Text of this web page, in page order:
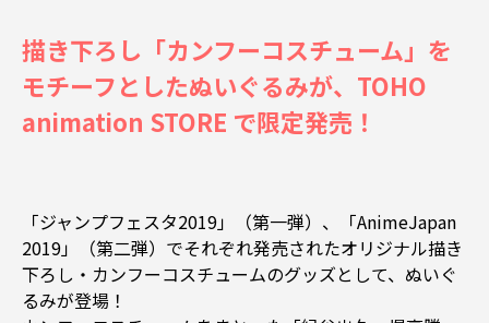
描き下ろし「カンフーコスチューム」を
モチーフとしたぬいぐるみが、TOHO
animation STORE で限定発売！
「ジャンプフェスタ2019」（第一弾）、「AnimeJapan
2019」（第二弾）でそれぞれ発売されたオリジナル描き
下ろし・カンフーコスチュームのグッズとして、ぬいぐ
るみが登場！